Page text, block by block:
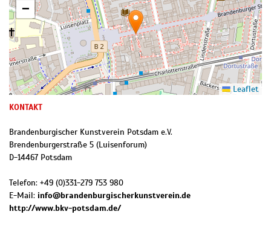
−
Leaflet
KONTAKT
Brandenburgischer Kunstverein Potsdam e.V.
Brendenburgerstraße 5 (Luisenforum)
D-14467 Potsdam
Telefon: +49 (0)331-279 753 980
E-Mail: info@brandenburgischerkunstverein.de
http://www.bkv-potsdam.de/